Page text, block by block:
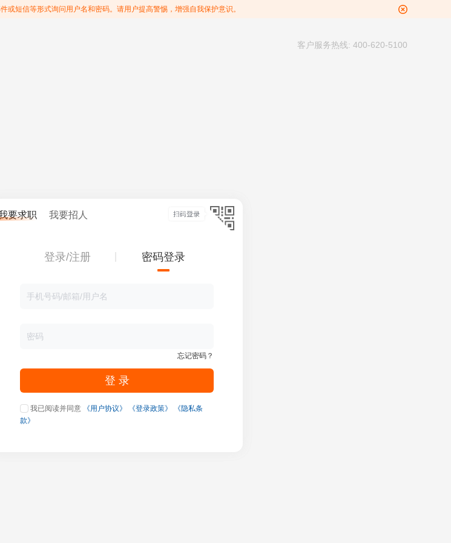
短信等形式询问用户名和密码。请用户提高警惕，增强自我保护意识。
客户服务热线: 400-620-5100
要求职 我要招人
登录/注册 密码登录
忘记密码？
登 录
我已阅读并同意 《用户协议》 《登录政策》
《隐私条
款》